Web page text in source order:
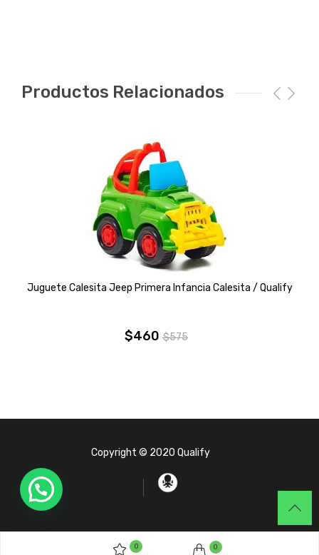
Productos Relacionados
Juguete Calesita Jeep Primera Infancia Calesita / Qualify
$575
El
era:
$460
El
es:
Copyright © 2020 Qualify
0 0